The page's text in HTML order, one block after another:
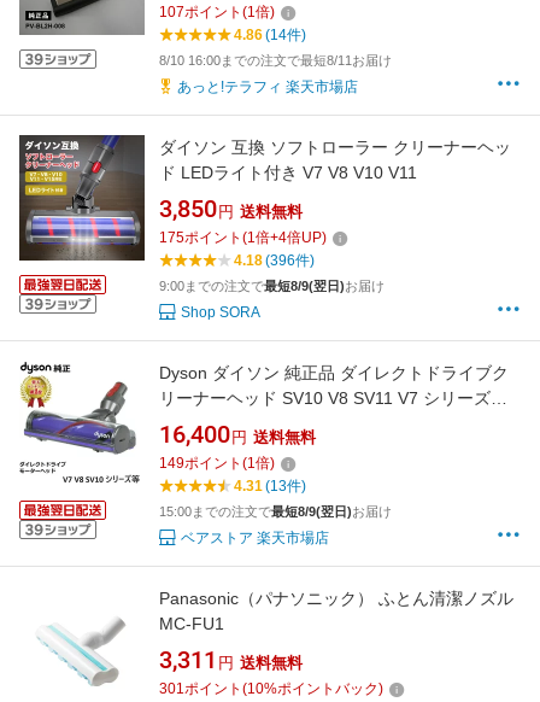
107ポイント (1倍)
4.86(14件)
8/10 16:00までの注文で最短8/11お届け
あっと!テラフィ 楽天市場店
ダイソン 互換 ソフトローラー クリーナーヘッ
ド LEDライト付き V7 V8 V10 V11
3,850 円 送料無料
175ポイント (1倍+4倍UP)
4.18(396件)
9:00までの注文で最短8/9(翌日)お届け
Shop SORA
Dyson ダイソン 純正品 ダイレクトドライブク
リーナーヘッド SV10 V8 SV11 V7 シリーズ専
用 Direct drive cleaner head ダイレクトドライ
ブ モーターヘッド motor head ヘッド 正規品
並行輸入品 プレゼント
16,400 円 送料無料
149ポイント (1倍)
4.31(13件)
15:00までの注文で最短8/9(翌日)お届け
ベアストア 楽天市場店
Panasonic（パナソニック） ふとん清潔ノズル
MC-FU1
3,311 円 送料無料
301ポイント (10%ポイントバック)